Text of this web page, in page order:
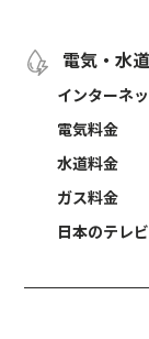
電気・水道
インターネ
電気料金
水道料金
ガス料金
日本のテレ